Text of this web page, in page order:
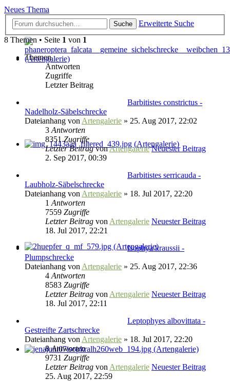
Neues Thema
Suche
Erweiterte Suche
8 Themen • Seite 1 von 1
Themen
Antworten
Zugriffe
Letzter Beitrag
Barbitistes constrictus -
Nadelholz-Säbelschrecke
Dateianhang von Artengalerie » 25. Aug 2017, 22:02
3 Antworten
8351Zugriffe
Letzter BeitragvonArtengalerie Neuester Beitrag
2. Sep 2017, 00:39
Barbitistes serricauda -
Laubholz-Säbelschrecke
Dateianhang von Artengalerie » 18. Jul 2017, 22:20
1 Antworten
7559 Zugriffe
Letzter Beitrag von Artengalerie Neuester Beitrag
18. Jul 2017, 22:21
Isophya kraussii -
Plumpschrecke
Dateianhang von Artengalerie » 25. Aug 2017, 22:36
4 Antworten
8583 Zugriffe
Letzter Beitrag von Artengalerie Neuester Beitrag
18. Jul 2017, 22:11
Leptophyes albovittata -
Gestreifte Zartschrecke
Dateianhang von Artengalerie » 18. Jul 2017, 22:20
8Antworten
9731 Zugriffe
Letzter Beitrag von Artengalerie Neuester Beitrag
25. Aug 2017, 22:59